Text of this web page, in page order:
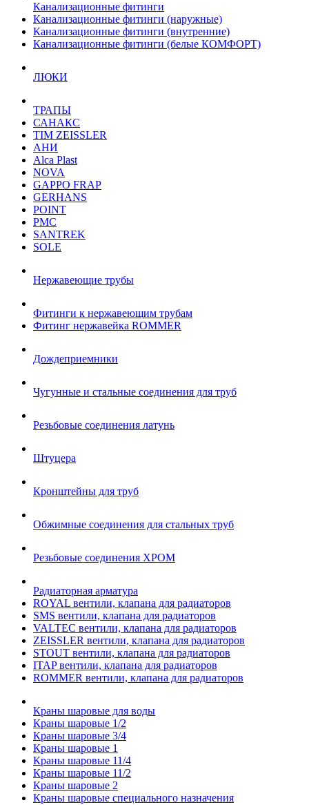
Канализационные фитинги
Канализационные фитинги (наружные)
Канализационные фитинги (внутренние)
Канализационные фитинги (белые КОМФОРТ)
ЛЮКИ
ТРАПЫ
САНАКС
TIM ZEISSLER
АНИ
Alca Plast
NOVA
GAPPO FRAP
GERHANS
POINT
РМС
SANTREK
SOLE
Нержавеющие трубы
Фитинги к нержавеющим трубам
Фитинг нержавейка ROMMER
Дождеприемники
Чугунные и стальные соединения для труб
Резьбовые соединения латунь
Штуцера
Кронштейны для труб
Обжимные соединения для стальных труб
Резьбовые соединения ХРОМ
Радиаторная арматура
ROYAL вентили, клапана для радиаторов
SMS вентили, клапана для радиаторов
VALTEC вентили, клапана для радиаторов
ZEISSLER вентили, клапана для радиаторов
STOUT вентили, клапана для радиаторов
ITAP вентили, клапана для радиаторов
ROMMER вентили, клапана для радиаторов
Краны шаровые для воды
Краны шаровые 1/2
Краны шаровые 3/4
Краны шаровые 1
Краны шаровые 11/4
Краны шаровые 11/2
Краны шаровые 2
Краны шаровые специального назначения